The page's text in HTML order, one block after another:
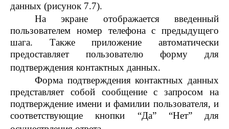
данных (рисунок 7.7).
На экране отображается введенный
пользователем номер телефона с предыдущего
шага. Также приложение автоматически
предоставляет пользователю форму для
подтверждения контактных данных.
Форма подтверждения контактных данных
представляет собой сообщение с запросом на
подтверждение имени и фамилии пользователя, и
соответствующие кнопки “Да” “Нет” для